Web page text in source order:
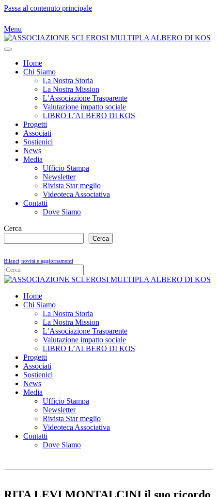
Passa al contenuto principale
Menu
Home
Chi Siamo
La Nostra Storia
La Nostra Mission
L’Associazione Trasparente
Valutazione impatto sociale
LIBRO L’ALBERO DI KOS
Progetti
Associati
Sostienici
News
Media
Ufficio Stampa
Newsletter
Rivista Star meglio
Videoteca Associativa
Contatti
Dove Siamo
Cerca
Cerca
Bilanci novità e aggiornamenti
Home
Chi Siamo
La Nostra Storia
La Nostra Mission
L’Associazione Trasparente
Valutazione impatto sociale
LIBRO L’ALBERO DI KOS
Progetti
Associati
Sostienici
News
Media
Ufficio Stampa
Newsletter
Rivista Star meglio
Videoteca Associativa
Contatti
Dove Siamo